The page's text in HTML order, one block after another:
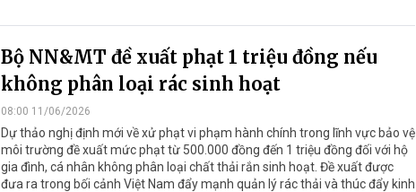
Bộ NN&MT đề xuất phạt 1 triệu đồng nếu
không phân loại rác sinh hoạt
08:00 11/06/2026
Dự thảo nghị định mới về xử phạt vi phạm hành chính trong lĩnh vực bảo vệ
môi trường đề xuất mức phạt từ 500.000 đồng đến 1 triệu đồng đối với hộ
gia đình, cá nhân không phân loại chất thải rắn sinh hoạt. Đề xuất được
đưa ra trong bối cảnh Việt Nam đẩy mạnh quản lý rác thải và thúc đẩy kinh